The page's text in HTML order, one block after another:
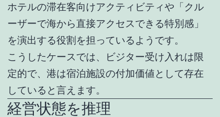
ホテルの滞在客向けアクティビティや「クル
ーザーで海から直接アクセスできる特別感」
を演出する役割を担っているようです。
こうしたケースでは、ビジター受け入れは限
定的で、港は宿泊施設の付加価値として存在
していると言えます。
経営状態を推理